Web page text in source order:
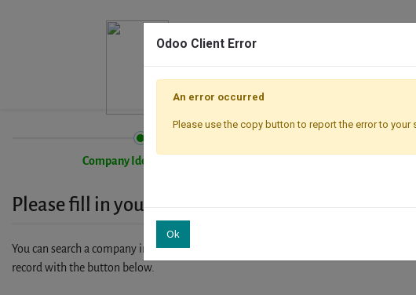
Company Identification
Please fill in your company details
You can search a company in our database by name, VAT or enterprise ID. When
record with the button below.
Odoo Client Error
An error occurred
Please use the copy button to report the error to your
Ok